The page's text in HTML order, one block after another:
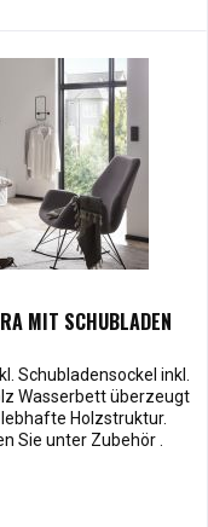
MIT SCHUBLADEN
Schubladensockel inkl.
Wasserbett überzeugt
Holzstruktur.
Sie unter Zubehör .
werden Ihnen die 10,00